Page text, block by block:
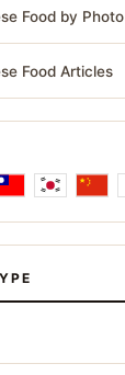
Food by Photo
Food Articles